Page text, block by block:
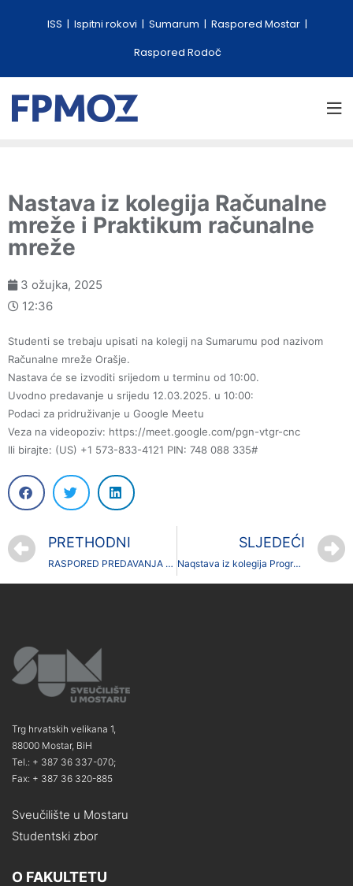
ISS Ispitni rokovi Sumarum
Raspored Mostar
Raspored Rodoč
Nastava iz kolegija Računalne
mreže i Praktikum računalne
mreže
3 ožujka, 2025
12:36
Studenti se trebaju upisati na kolegij na Sumarumu pod nazivom
Računalne mreže Orašje.
Nastava će se izvoditi srijedom u terminu od 10:00.
Uvodno predavanje u srijedu 12.03.2025. u 10:00:
Podaci za pridruživanje u Google Meetu
Veza na videopoziv: https://meet.google.com/pgn-vtgr-cnc
Ili birajte: ‪(US) +1 573-833-4121‬ PIN: ‪748 088 335‬#
PRETHODNI
RASPORED PREDAVANJA GOSTUJUĆIH PROFESORA U LJETNOM SEMESTRU 2024./2025. GODINE
SLJEDEĆI
Naqstava iz kolegija Programsko inženjerstvo
Trg hrvatskih velikana 1,
88000 Mostar, BiH
Tel.: + 387 36 337-070;
Fax: + 387 36 320-885
Sveučilište u Mostaru
Studentski zbor
O FAKULTETU